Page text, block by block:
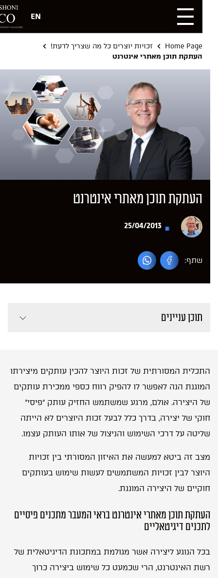
EN
Home Page
זכויות יוצרים כל מה שצריך לדעת!
העתקת תוכן מאתרי אינטרנט
העתקת תוכן מאתרי אינטרנט
25/04/2013
שתף:
תוכן עניינים
התכלית המסורתית של זכות היוצר להכין עותקים מיצירתו
המוגנת הנה לאפשר לו להפיק רווח כספי ממכירת עותקים
של היצירה. אולם, מרגע שמשתמש החזיק עותק “פיסי”
חוקי של יצירה, בדרך כלל לבעל זכות היוצרים לא הייתה
שליטה על דרכי השימוש והניצול של אותו העותק עצמו.
מצב זה ביטא למעשה את האיזון המסורתי בין זכויות
היוצר לבין זכויות המשתמשים לעשות שימוש בעותקים
חוקיים של היצירה המוגנת.
העתקת תוכן מאתרי אינטרנט בראי המעבר מתכנים פיסיים
לתכנים דיגיטאליים
בכל הנוגע ליצירה אשר מגולמת במתכונת הדיגיטאלית של
רשת האינטרנט, הרי שכמעט כל שימוש ביצירה כרוך